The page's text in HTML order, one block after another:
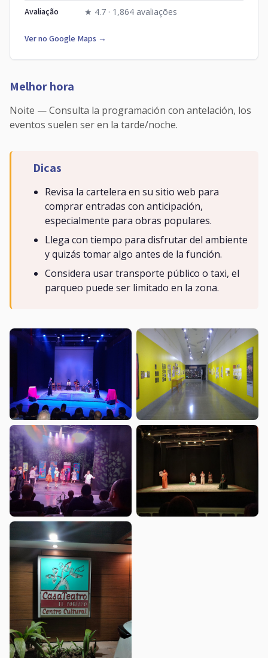
Avaliação ★ 4.7 · 1,864 avaliações
Ver no Google Maps →
Melhor hora
Noite — Consulta la programación con antelación, los
eventos suelen ser en la tarde/noche.
Dicas
Revisa la cartelera en su sitio web para
comprar entradas con anticipación,
especialmente para obras populares.
Llega con tiempo para disfrutar del ambiente
y quizás tomar algo antes de la función.
Considera usar transporte público o taxi, el
parqueo puede ser limitado en la zona.